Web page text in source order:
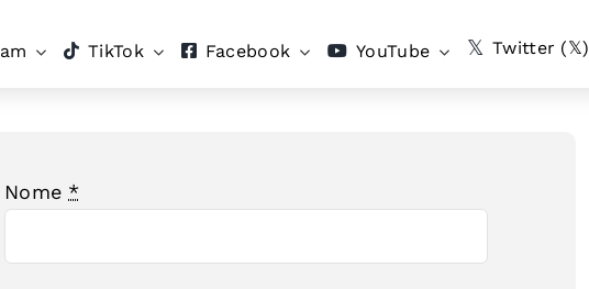
TikTok Facebook YouTube Twitter (𝕏)
Nome *